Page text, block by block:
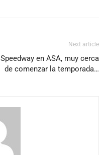
Next article
Speedway en ASA, muy cerca
de comenzar la temporada…